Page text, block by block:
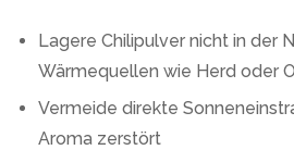
Lagere Chilipulver nicht in der
Wärmequellen wie Herd oder
Vermeide direkte
Aroma zerstört